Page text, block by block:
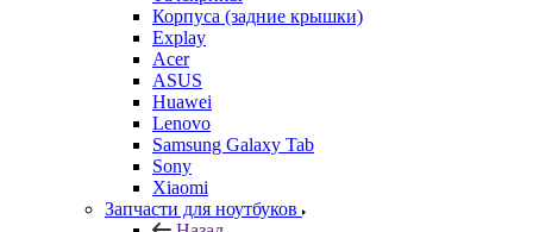
Корпуса (задние крышки)
Explay
Acer
ASUS
Huawei
Lenovo
Samsung Galaxy Tab
Sony
Xiaomi
Запчасти для ноутбуков